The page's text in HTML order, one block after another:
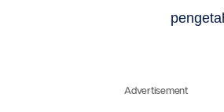
Advertisement